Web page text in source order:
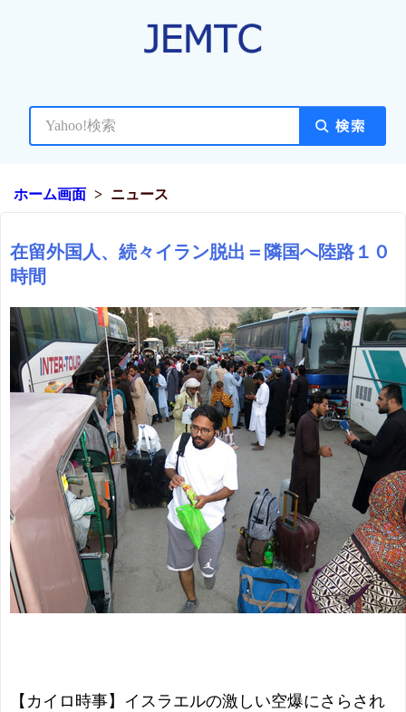
ホーム画面 ニュース
在留外国人、続々イラン脱出＝隣国へ陸路１０
時間
【カイロ時事】イスラエルの激しい空爆にさらされ